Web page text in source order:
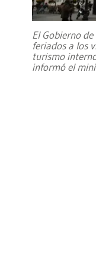
El Gobierno
feriados a los
turismo
informó el